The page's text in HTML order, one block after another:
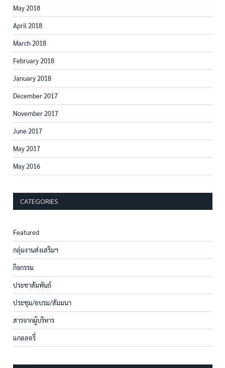
May 2018
April 2018
March 2018
February 2018
January 2018
December 2017
November 2017
June 2017
May 2017
May 2016
CATEGORIES
Featured
กลุ่มงานส่งเสริมฯ
กิจกรรม
ประชาสัมพันธ์
ประชุม/อบรม/สัมมนา
สารจากผู้บริหาร
แกลลอรี่